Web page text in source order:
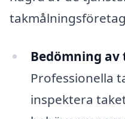
Bedömning av
Professionella
inspektera